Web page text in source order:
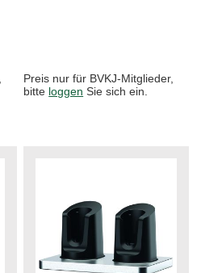
Preis nur für BVKJ-Mitglieder,
bitte loggen Sie sich ein.